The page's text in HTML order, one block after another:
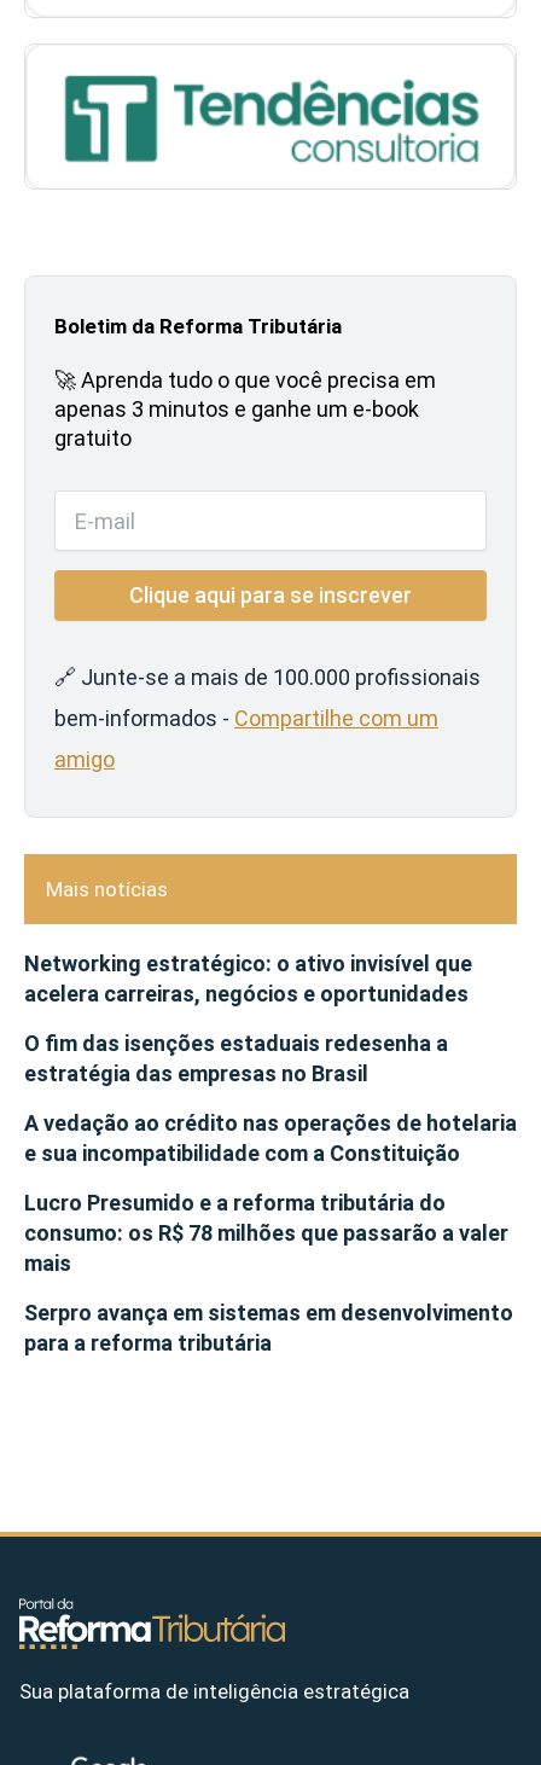
Boletim da Reforma Tributária
🚀 Aprenda tudo o que você precisa em
apenas 3 minutos e ganhe um e-book
gratuito
🔗 Junte-se a mais de 100.000 profissionais
bem-informados - Compartilhe com um
amigo
Mais notícias
Networking estratégico: o ativo invisível que
acelera carreiras, negócios e oportunidades
O fim das isenções estaduais redesenha a
estratégia das empresas no Brasil
A vedação ao crédito nas operações de hotelaria
e sua incompatibilidade com a Constituição
Lucro Presumido e a reforma tributária do
consumo: os R$ 78 milhões que passarão a valer
mais
Serpro avança em sistemas em desenvolvimento
para a reforma tributária
Sua plataforma de inteligência estratégica